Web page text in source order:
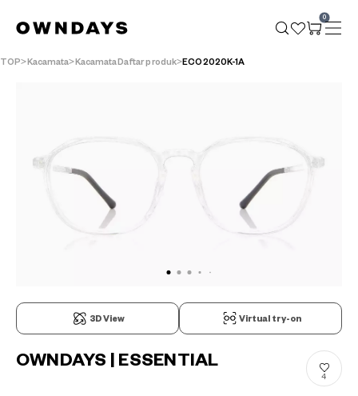
0
TOP Kacamata KacamataDaftar produk ECO2020K-1A
3D View Virtual try-on
OWNDAYS | ESSENTIAL
4